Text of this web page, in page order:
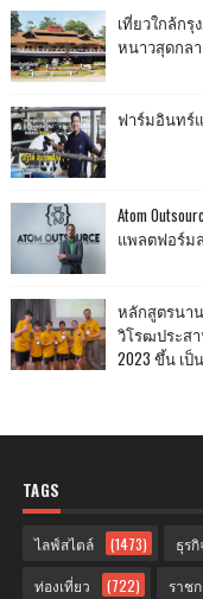
เที่ยวใกล้ก
หนาวสุดกล
ฟาร์มอินทร์
Atom
แพลตฟอร์ม
หลักสูตรนา
วิโรฒประสา
2023 ขึ้น เป็
TAGS
ไลฟ์สไตล์ (1473) ธุรกิ
ท่องเที่ยว (722) ราช